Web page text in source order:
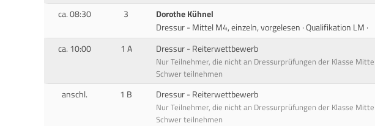
ca. 08:30 3
Dorothe Kühnel
Dressur - Mittel M4, einzeln, vorgelesen · Qualifikation LM ·
ca. 10:00 1 A Dressur - Reiterwettbewerb
Nur Teilnehmer, die nicht an Dressurprüfungen der Klasse
Schwer teilnehmen
anschl. 1 B Dressur - Reiterwettbewerb
Nur Teilnehmer, die nicht an Dressurprüfungen der Klasse
Schwer teilnehmen